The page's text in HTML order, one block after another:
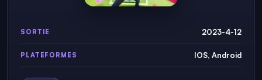
SORTIE 2023-4-12
PLATEFORMES IOS, Android